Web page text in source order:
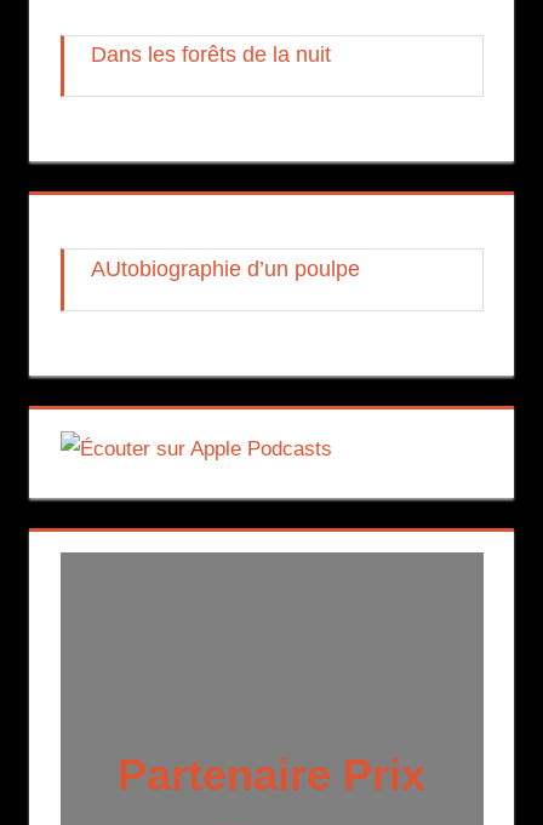
Dans les forêts de la nuit
AUtobiographie d’un poulpe
Partenaire Prix